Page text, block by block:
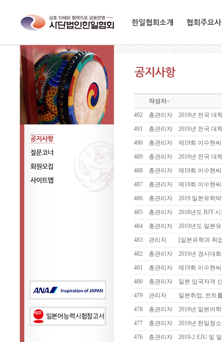
공지사항
질문코너
회원모집
작성자
492
총관리자
2019년 전국 대
491
총관리자
2019년 전국 대
490
총관리자
제19회 이수현
489
총관리자
2019년 전국 대
488
총관리자
제19회 이수현
487
총관리자
제19회 이수현
486
총관리자
2019 일본유학
485
총관리자
2018년도 BJT
484
총관리자
2019년도 일본
483
관리자
[일본유학과 취
482
총관리자
2019년 경시대
481
총관리자
제19회 이수현
480
총관리자
일본 입국자격
479
관리자
일본취업, 컨트
478
총관리자
2019년 일본어
477
총관리자
2019년 한일청
476
총관리자
2019-2 EJU 및